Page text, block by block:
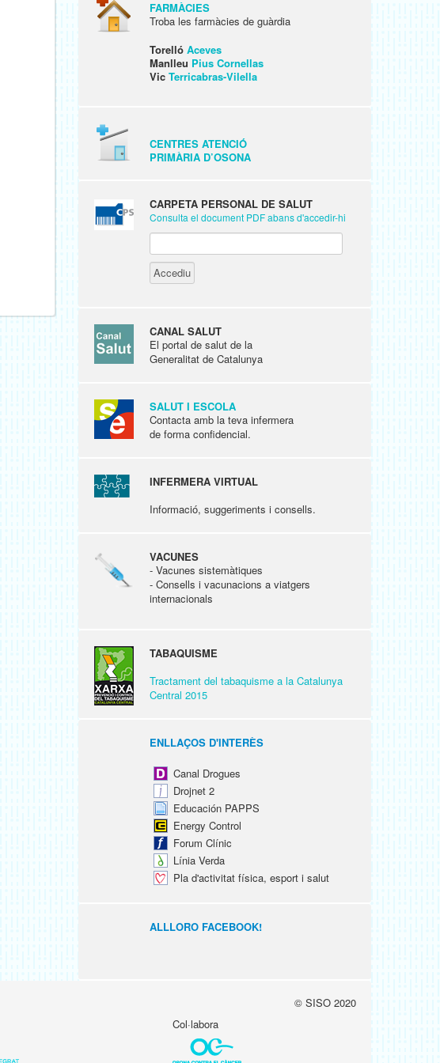
FARMÀCIES
Troba les farmàcies de guàrdia
Torelló Aceves
Manlleu Pius Cornellas
Vic Terricabras-Vilella
CENTRES ATENCIÓ
PRIMÀRIA D’OSONA
CARPETA PERSONAL DE SALUT
Consulta el document PDF abans d'accedir-hi
CANAL SALUT
El portal de salut de la
Generalitat de Catalunya
SALUT I ESCOLA
Contacta amb la teva infermera
de forma confidencial.
INFERMERA VIRTUAL
Informació, suggeriments i consells.
VACUNES
- Vacunes sistemàtiques
- Consells i vacunacions a viatgers
internacionals
TABAQUISME
Tractament del tabaquisme a la Catalunya
Central 2015
ENLLAÇOS D'INTERÈS
Canal Drogues
Drojnet 2
Educación PAPPS
Energy Control
Forum Clínic
Línia Verda
Pla d'activitat física, esport i salut
ALLLORO FACEBOOK!
© SISO 2020
Col·labora